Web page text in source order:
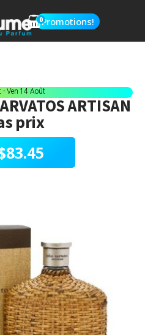
0Promotions!
- Ven 14 Août
ARTISAN
prix
83.45